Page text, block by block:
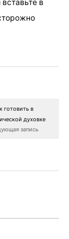
в
готовить в
духовке
запись